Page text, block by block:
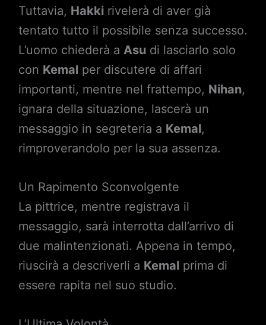
Tuttavia, Hakkirivelerà di aver già
tentato tutto il possibile senza successo.
L’uomo chiederà a Asudi lasciarlo solo
con Kemalper discutere di affari
importanti, mentre nel frattempo, Nihan,
ignara della situazione, lascerà un
messaggio in segreteria a Kemal,
rimproverandolo per la sua assenza.
Un Rapimento Sconvolgente
La pittrice, mentre registrava il
messaggio, sarà interrotta dall’arrivo di
due malintenzionati. Appena in tempo,
riuscirà a descriverli a Kemalprima di
essere rapita nel suo studio.